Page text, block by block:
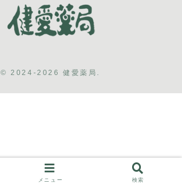
© 2024-2026 健愛薬局.
メニュー 検索